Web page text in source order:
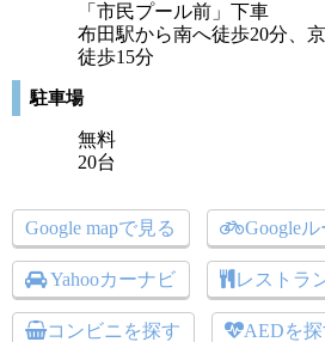
「市民プール前」下車
布田駅から南へ徒歩20分、
徒歩15分
駐車場
無料
20台
Google mapで見る Google
Yahooカーナビ レストラ
コンビニを探す AEDを探